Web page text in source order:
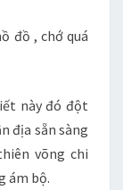
đồ , chớ quá
này đó đột
địa sẵn sàng
võng chi
ám bộ.